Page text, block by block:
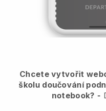
Chcete vytvořit
školu doučování
notebook? -